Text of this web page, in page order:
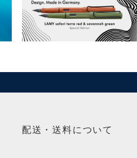
配送・送料について